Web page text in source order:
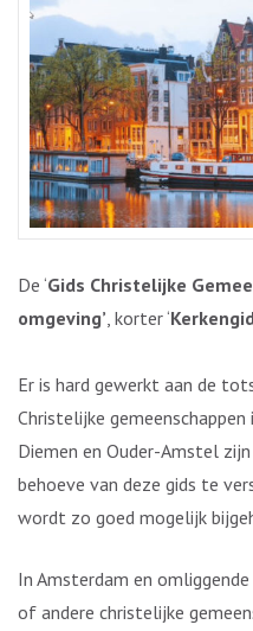
De ‘Gids Christelijke
omgeving’ , korter ‘
Er is hard gewerkt aan de
Christelijke
Diemen en Ouder-Amstel
behoeve van deze gids te
wordt zo goed mogelijk
In Amsterdam en
of andere christelijke